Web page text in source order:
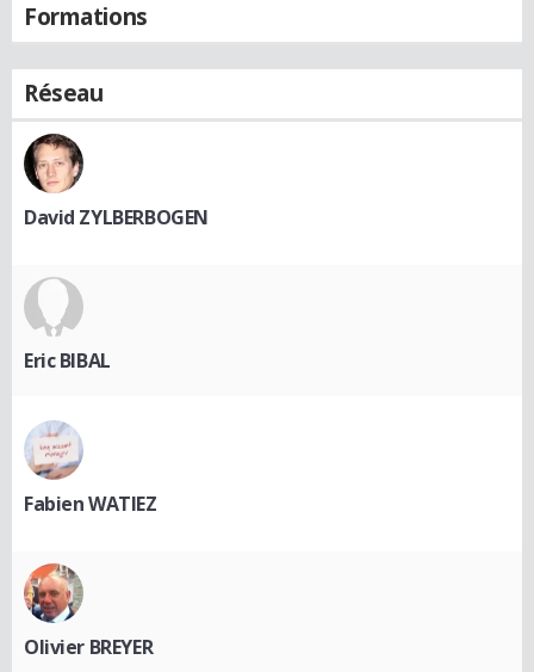
Formations
Réseau
David ZYLBERBOGEN
Eric BIBAL
Fabien WATIEZ
Olivier BREYER